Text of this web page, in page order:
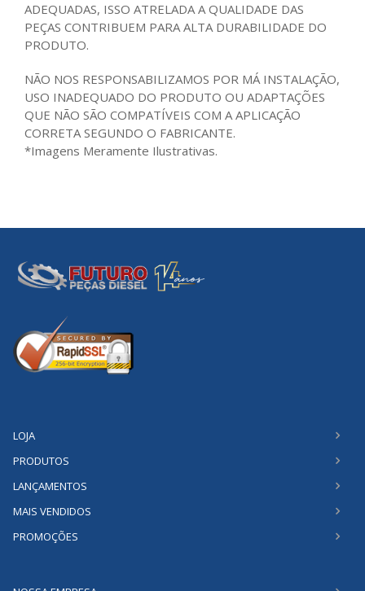
ADEQUADAS, ISSO ATRELADA A QUALIDADE DAS
PEÇAS CONTRIBUEM PARA ALTA DURABILIDADE DO
PRODUTO.
NÃO NOS RESPONSABILIZAMOS POR MÁ INSTALAÇÃO,
USO INADEQUADO DO PRODUTO OU ADAPTAÇÕES
QUE NÃO SÃO COMPATÍVEIS COM A APLICAÇÃO
CORRETA SEGUNDO O FABRICANTE.
*Imagens Meramente Ilustrativas.
LOJA
PRODUTOS
LANÇAMENTOS
MAIS VENDIDOS
PROMOÇÕES